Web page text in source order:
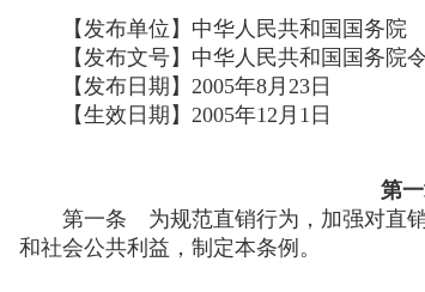
【发布单位】中华人民共和国国务院
【发布文号】中华人民共和国国务院
【发布日期】2005年8月23日
【生效日期】2005年12月1日
第
第一条 为规范直销行为，加强对直销
和社会公共利益，制定本条例。